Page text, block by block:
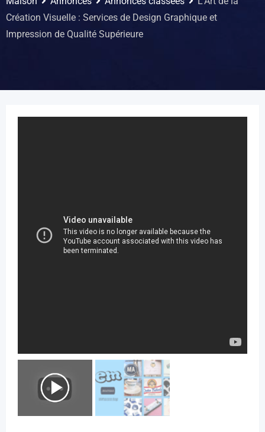
Création Visuelle : Services de Design Graphique et
Impression de Qualité Supérieure